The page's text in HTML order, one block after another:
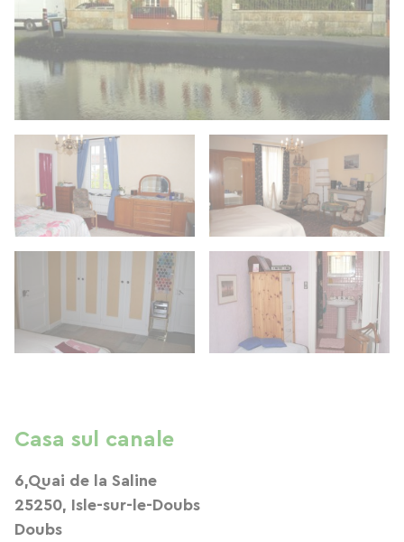
Casa sul canale
6,Quai de la Saline
25250, Isle-sur-le-Doubs
Doubs